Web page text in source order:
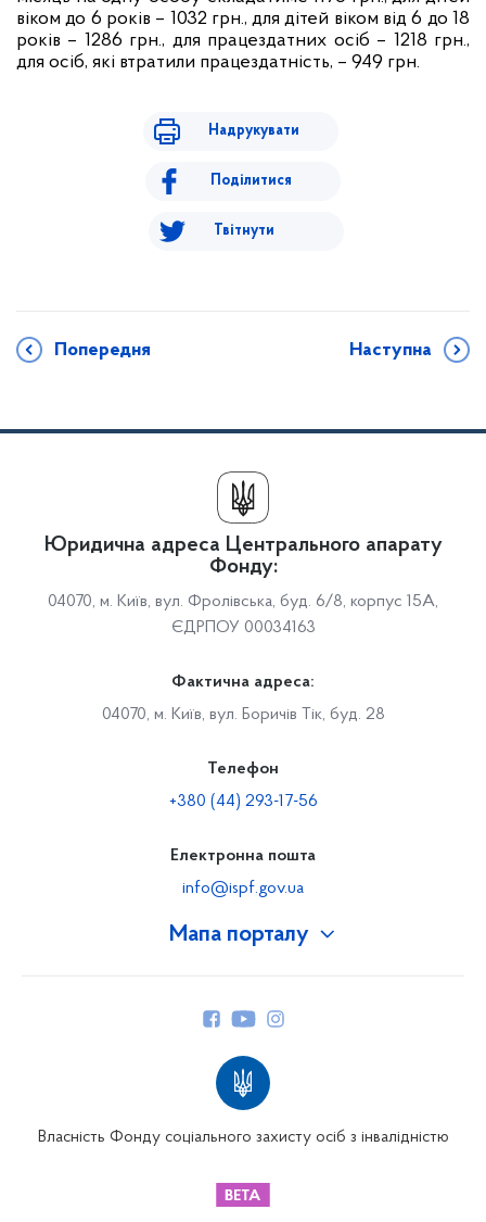
віком до 6 років – 1032 грн., для дітей віком від 6 до 18
років – 1286 грн., для працездатних осіб – 1218 грн.,
для осіб, які втратили працездатність, – 949 грн.
Надрукувати
Поділитися
Твітнути
Попередня Наступна
Мапа порталу
Юридична адреса Центрального апарату
Фонду:
04070, м. Київ, вул. Фролівська, буд. 6/8, корпус 15А,
ЄДРПОУ 00034163
Фактична адреса:
04070, м. Київ, вул. Боричів Тік, буд. 28
Телефон
+380 (44) 293-17-56
Електронна пошта
info@ispf.gov.ua
Власність Фонду соціального захисту осіб з інвалідністю